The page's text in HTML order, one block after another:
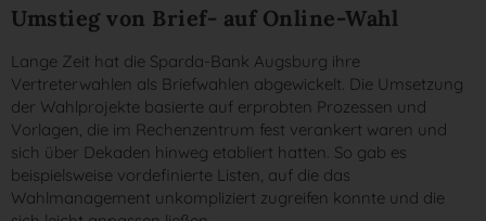
Umstieg von Brief- auf Online-Wahl
Lange Zeit hat die Sparda-Bank Augsburg ihre
Vertreterwahlen als Briefwahlen abgewickelt. Die Umsetzung
der Wahlprojekte basierte auf erprobten Prozessen und
Vorlagen, die im Rechenzentrum fest verankert waren und
sich über Dekaden hinweg etabliert hatten. So gab es
beispielsweise vordefinierte Listen, auf die das
Wahlmanagement unkompliziert zugreifen konnte und die